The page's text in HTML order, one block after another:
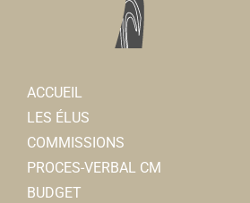
ACCUEIL
LES ÉLUS
COMMISSIONS
PROCES-VERBAL CM
BUDGET